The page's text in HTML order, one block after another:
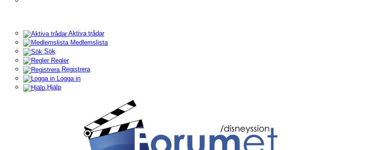
Aktiva trådar
Medlemslista
Sök
Regler
Registrera
Logga in
Hjälp